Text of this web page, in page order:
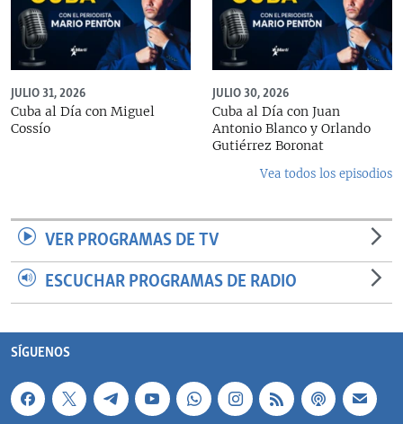
JULIO 31, 2026
Cuba al Día con Miguel
Cossío
JULIO 30, 2026
Cuba al Día con Juan
Antonio Blanco y Orlando
Gutiérrez Boronat
Vea todos los episodios
VER PROGRAMAS DE TV
ESCUCHAR PROGRAMAS DE RADIO
SÍGUENOS